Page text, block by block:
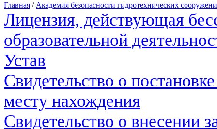
Главная / Академия безопасности гидротехнических
Лицензия, действующая
образовательной
Устав
Свидетельство о
месту нахождения
Свидетельство о внесении